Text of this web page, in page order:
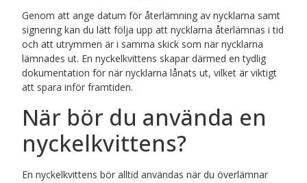
Genom att ange datum för återlämning av nycklarna samt
signering kan du lätt följa upp att nycklarna återlämnas i tid
och att utrymmen är i samma skick som när nycklarna
lämnades ut. En nyckelkvittens skapar därmed en tydlig
dokumentation för när nycklarna lånats ut, vilket är viktigt
att spara inför framtiden.
När bör du använda en
nyckelkvittens?
En nyckelkvittens bör alltid användas när du överlämnar